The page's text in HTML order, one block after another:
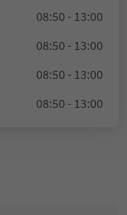
08:50 - 13:00
08:50 - 13:00
08:50 - 13:00
08:50 - 13:00